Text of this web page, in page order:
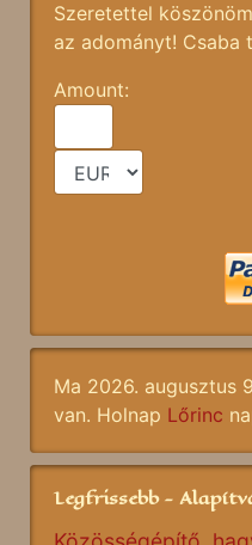
Szeretettel
az adományt! Csaba
Amount:
Ma 2026. augusztus
van. Holnap Lőrinc
Legfrissebb -